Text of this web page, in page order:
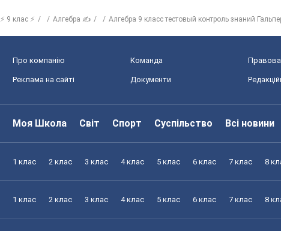
⚡ 9 клас ⚡ Алгебра ✍ Алгебра 9 класс тестовый контроль знаний
Про компанію Команда Правова
Реклама на сайті Документи
Моя Школа Світ Спорт Суспільство Всі новини
1 клас 2 клас 3 клас 4 клас 5 клас 6 клас 7 клас 8
1 клас 2 клас 3 клас 4 клас 5 клас 6 клас 7 клас 8